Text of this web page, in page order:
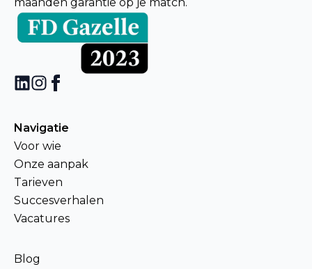
maanden garantie op je match.
Navigatie
Voor wie
Onze aanpak
Tarieven
Succesverhalen
Vacatures
Blog